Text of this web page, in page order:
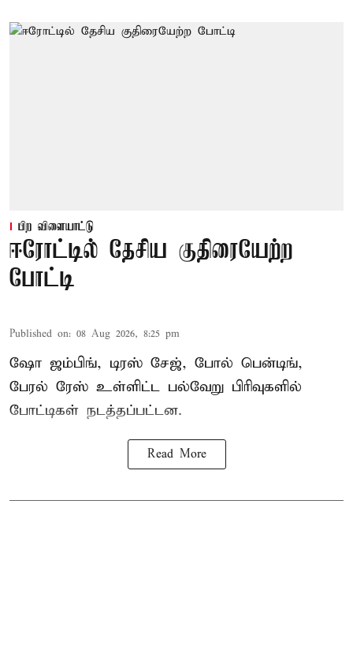
பிற விளையாட்டு
ஈரோட்டில் தேசிய குதிரையேற்ற
போட்டி
Published on: 08 Aug 2026, 8:25 pm
ஷோ ஜம்பிங், டிரஸ் சேஜ், போல் பென்டிங்,
பேரல் ரேஸ் உள்ளிட்ட பல்வேறு பிரிவுகளில்
போட்டிகள் நடத்தப்பட்டன.
Read More